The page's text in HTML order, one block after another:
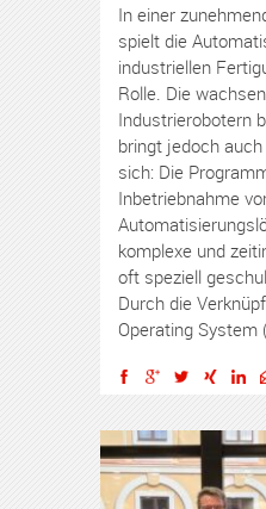
In einer
spielt die
industriellen
Rolle. Die
Industrierobotern
bringt jedoch
sich: Die
Inbetriebnahme
komplexe und
oft speziell
Durch die
Operating System